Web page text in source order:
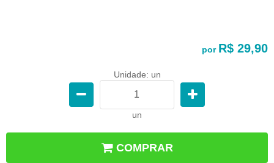
por R$ 29,90
Unidade: un
un
COMPRAR